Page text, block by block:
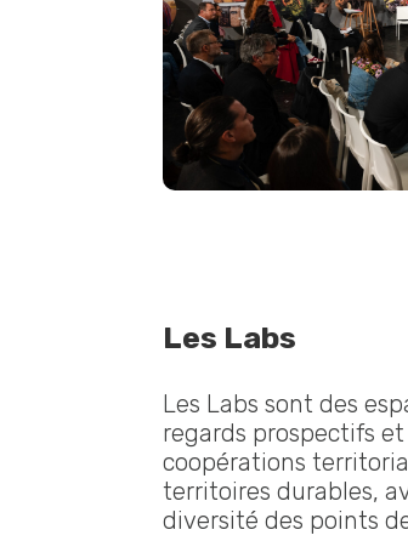
Les Labs
Les Labs sont des
regards prospectifs
coopérations
territoires durables,
diversité des points